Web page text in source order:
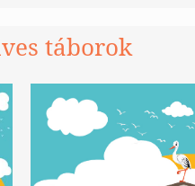
táborok